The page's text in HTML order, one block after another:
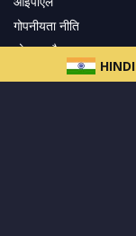
HINDI
गोपनीयता नीति
सोशल-ट्रैकर